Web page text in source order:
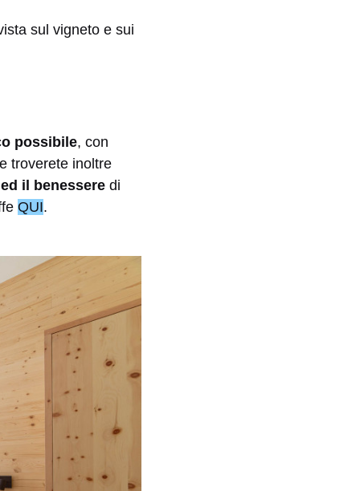
sul vigneto e sui
possibile, con
troverete inoltre
il benessere di
QUI.